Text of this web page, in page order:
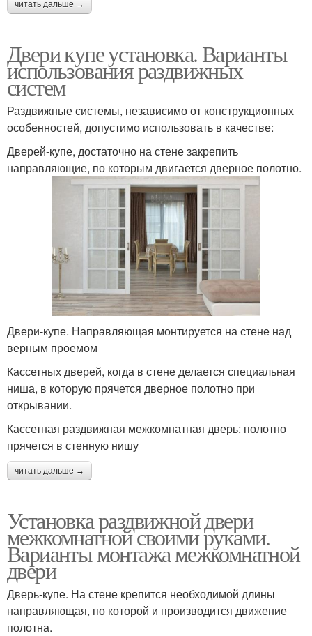
читать дальше →
Двери купе установка. Варианты
использования раздвижных
систем
Раздвижные системы, независимо от конструкционных
особенностей, допустимо использовать в качестве:
Дверей-купе, достаточно на стене закрепить
направляющие, по которым двигается дверное полотно.
Двери-купе. Направляющая монтируется на стене над
верным проемом
Кассетных дверей, когда в стене делается специальная
ниша, в которую прячется дверное полотно при
открывании.
Кассетная раздвижная межкомнатная дверь: полотно
прячется в стенную нишу
читать дальше →
Установка раздвижной двери
межкомнатной своими руками.
Варианты монтажа межкомнатной
двери
Дверь-купе. На стене крепится необходимой длины
направляющая, по которой и производится движение
полотна.